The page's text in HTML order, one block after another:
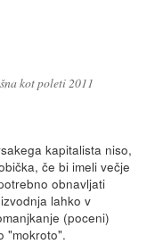
kot poleti 2011
kapitalista niso,
če bi imeli večje
obnavljati
lahko v
(poceni)
"mokroto".